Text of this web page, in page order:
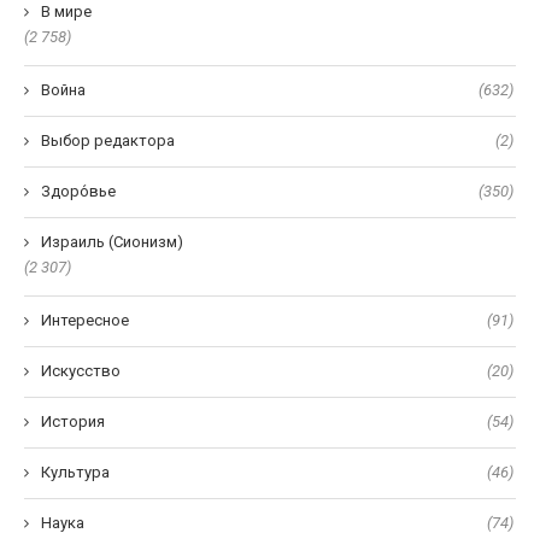
В мире
(2 758)
Война (632)
Выбор редактора (2)
Здоро́вье (350)
Израиль (Сионизм)
(2 307)
Интересное (91)
Искусство (20)
История (54)
Культура (46)
Наука (74)